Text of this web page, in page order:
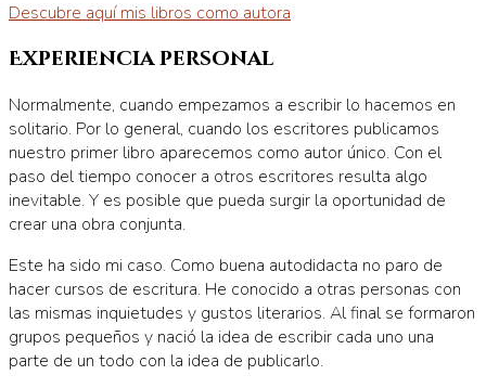
Descubre aquí mis libros como autora
Experiencia personal
Normalmente, cuando empezamos a escribir lo hacemos en
solitario. Por lo general, cuando los escritores publicamos
nuestro primer libro aparecemos como autor único. Con el
paso del tiempo conocer a otros escritores resulta algo
inevitable. Y es posible que pueda surgir la oportunidad de
crear una obra conjunta.
Este ha sido mi caso. Como buena autodidacta no paro de
hacer cursos de escritura. He conocido a otras personas con
las mismas inquietudes y gustos literarios. Al final se formaron
grupos pequeños y nació la idea de escribir cada uno una
parte de un todo con la idea de publicarlo.